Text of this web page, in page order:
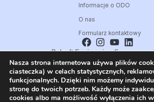
Informacje o ODO
O nas
Formularz kontaktowy
Polsoft Engineering Sp. z o.o.
ul. 73 Pułku Piechoty 1, 40-467
Skontaktuj się z nami:
32 209 80 39
E-mail:
Nasza strona internetowa używa plików
ciasteczka) w celach statystycznych,
funkcjonalnych. Dzięki nim możemy
stronę do twoich potrzeb. Każdy może
cookies albo ma możliwość wyłączenia ich